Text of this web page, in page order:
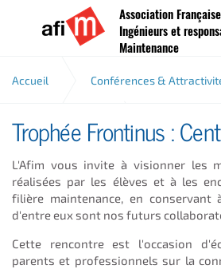
Aller au contenu
Association
Ingénieurs et
Maintenance
Accueil Conférences &
Trophée Frontinus Centre
Trophée Frontinus :
L'Afim vous invite à visionner les
réalisées par les élèves et à les
filière maintenance, en
d'entre eux sont nos futurs
Cette rencontre est l'occasion
parents et professionnels sur la